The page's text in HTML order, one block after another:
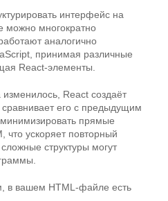
интерфейс на
можно многократно
аналогично
принимая различные
React-элементы.
React создаёт
его с предыдущим
прямые
что ускоряет повторный
структуры могут
в вашем HTML-файле есть